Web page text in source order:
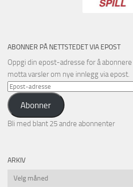
ABONNER PÅ NETTSTEDET VIA EPOST
Oppgi din epost-adresse for å
motta varsler om nye innlegg via epost.
Epost-
adresse
Abonner
Bli med blant 25 andre abonnenter
ARKIV
Arkiv